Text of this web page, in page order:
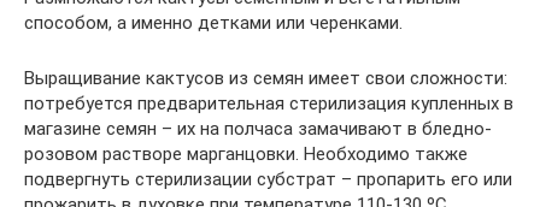
способом, а именно детками или черенками.
Выращивание кактусов из семян имеет свои сложности:
потребуется предварительная стерилизация купленных в
магазине семян – их на полчаса замачивают в бледно-
розовом растворе марганцовки. Необходимо также
подвергнуть стерилизации субстрат – пропарить его или